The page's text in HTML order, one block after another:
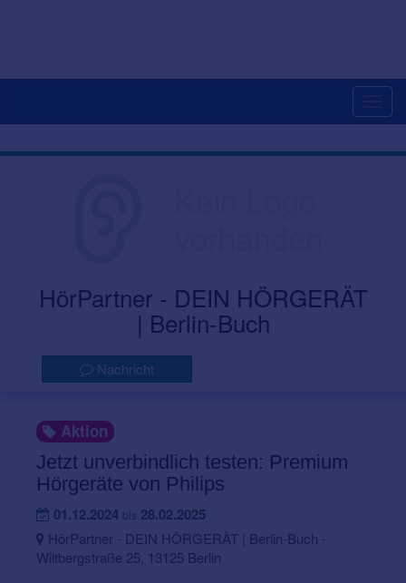
HörPartner - DEIN HÖRGERÄT
| Berlin-Buch
Nachricht
Aktion
Jetzt unverbindlich testen: Premium
Hörgeräte von Philips
01.12.2024 bis 28.02.2025
HörPartner - DEIN HÖRGERÄT | Berlin-Buch -
Wiltbergstraße 25, 13125 Berlin